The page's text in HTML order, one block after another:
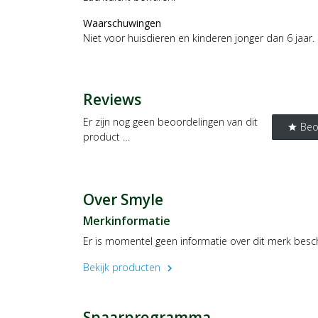
Waarschuwingen
Niet voor huisdieren en kinderen jonger dan 6 jaar.
Reviews
star
Er zijn nog geen beoordelingen van dit
product …
Over Smyle
Merkinformatie
Er is momentel geen informatie over dit merk
Bekijk producten
chevron_right